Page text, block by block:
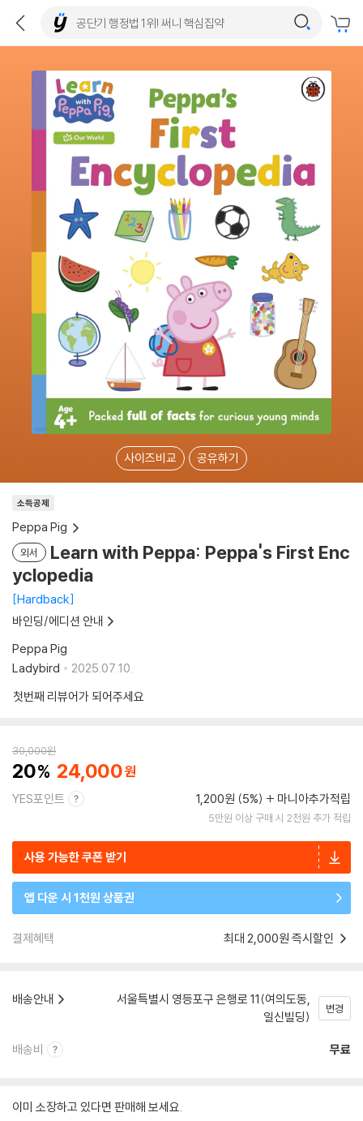
사이즈비교 공유하기
소득공제
Peppa Pig
외서
Learn with Peppa: Peppa's First Enc
yclopedia
Hardback
바인딩/에디션 안내
Peppa Pig
Ladybird
2025.07.10.
첫번째 리뷰어가 되어주세요
30,000원
20 24,000
YES포인트 1,200원 (5%) 마니아추가적립
5만원 이상 구매 시 2천원 추가 적립
사용 가능한 쿠폰 받기
앱 다운 시 1천원 상품권
결제혜택 최대 2,000원 즉시할인
배송안내
서울특별시 영등포구 은행로 11(여의도동,
일신빌딩)
변경
배송비 무료
이미 소장하고 있다면 판매해 보세요.